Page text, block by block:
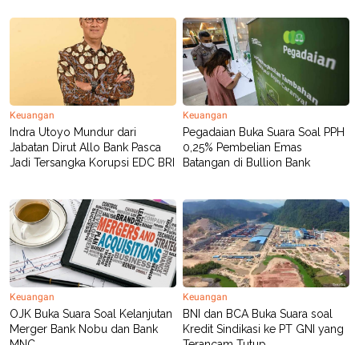
Keuangan
Indra Utoyo Mundur dari
Jabatan Dirut Allo Bank Pasca
Jadi Tersangka Korupsi EDC BRI
Keuangan
Pegadaian Buka Suara Soal PPH
0,25% Pembelian Emas
Batangan di Bullion Bank
Keuangan
OJK Buka Suara Soal Kelanjutan
Merger Bank Nobu dan Bank
Keuangan
BNI dan BCA Buka Suara soal
Kredit Sindikasi ke PT GNI yang